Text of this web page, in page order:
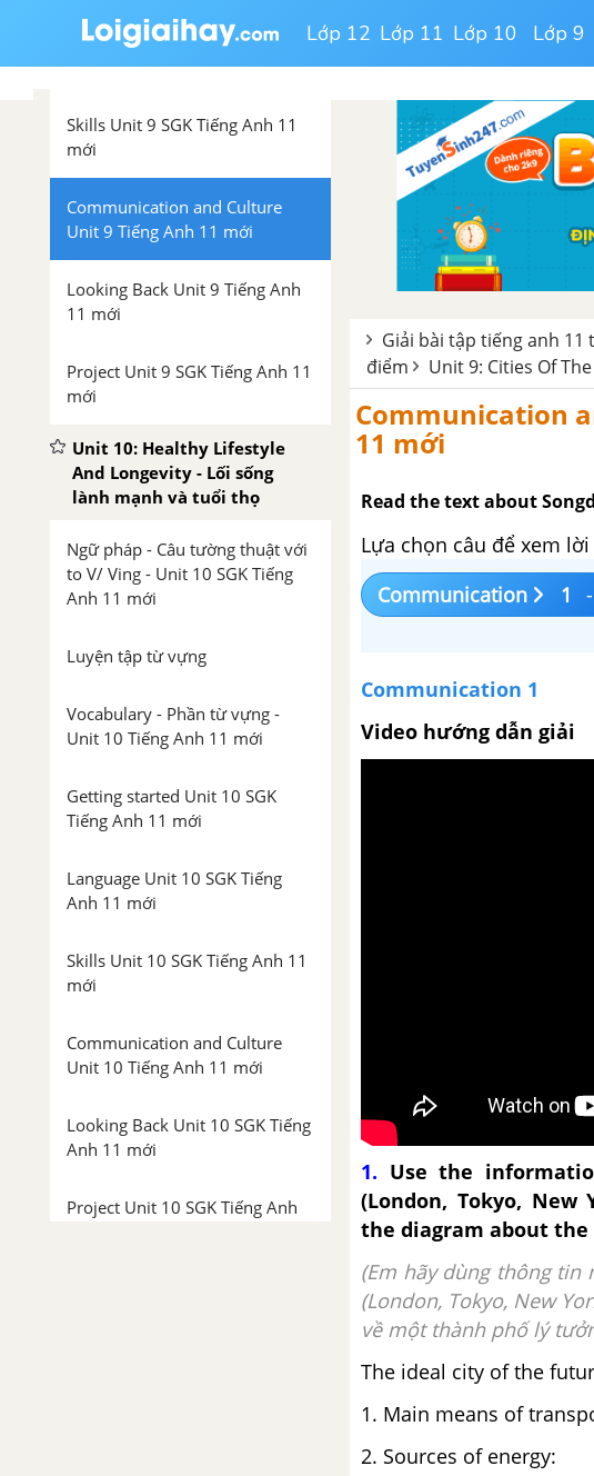
Lớp 12 Lớp 11 Lớp 10 Lớp 9
Language Unit 9 SGK Tiếng Anh
11 mới
Skills Unit 9 SGK Tiếng Anh 11
mới
Communication and Culture
Unit 9 Tiếng Anh 11 mới
Looking Back Unit 9 Tiếng Anh
11 mới
Project Unit 9 SGK Tiếng Anh 11
mới
Unit 10: Healthy Lifestyle
And Longevity - Lối sống
lành mạnh và tuổi thọ
Ngữ pháp - Câu tường thuật với
to V/ Ving - Unit 10 SGK Tiếng
Anh 11 mới
Luyện tập từ vựng
Vocabulary - Phần từ vựng -
Unit 10 Tiếng Anh 11 mới
Getting started Unit 10 SGK
Tiếng Anh 11 mới
Language Unit 10 SGK Tiếng
Anh 11 mới
Skills Unit 10 SGK Tiếng Anh 11
mới
Communication and Culture
Unit 10 Tiếng Anh 11 mới
Looking Back Unit 10 SGK Tiếng
Anh 11 mới
Project Unit 10 SGK Tiếng Anh
Giải bài tập tiếng anh
điểm
Unit 9: Cities Of
Communication
11 mới
Read the text about
Lựa chọn câu để xem
Communication
1 -
Communication 1
Video hướng dẫn giải
1. Use the
(London, Tokyo, New
the diagram about
(Em hãy dùng thông
(London, Tokyo, New
về một thành phố lý
The ideal city of the
1. Main means of
2. Sources of energy: